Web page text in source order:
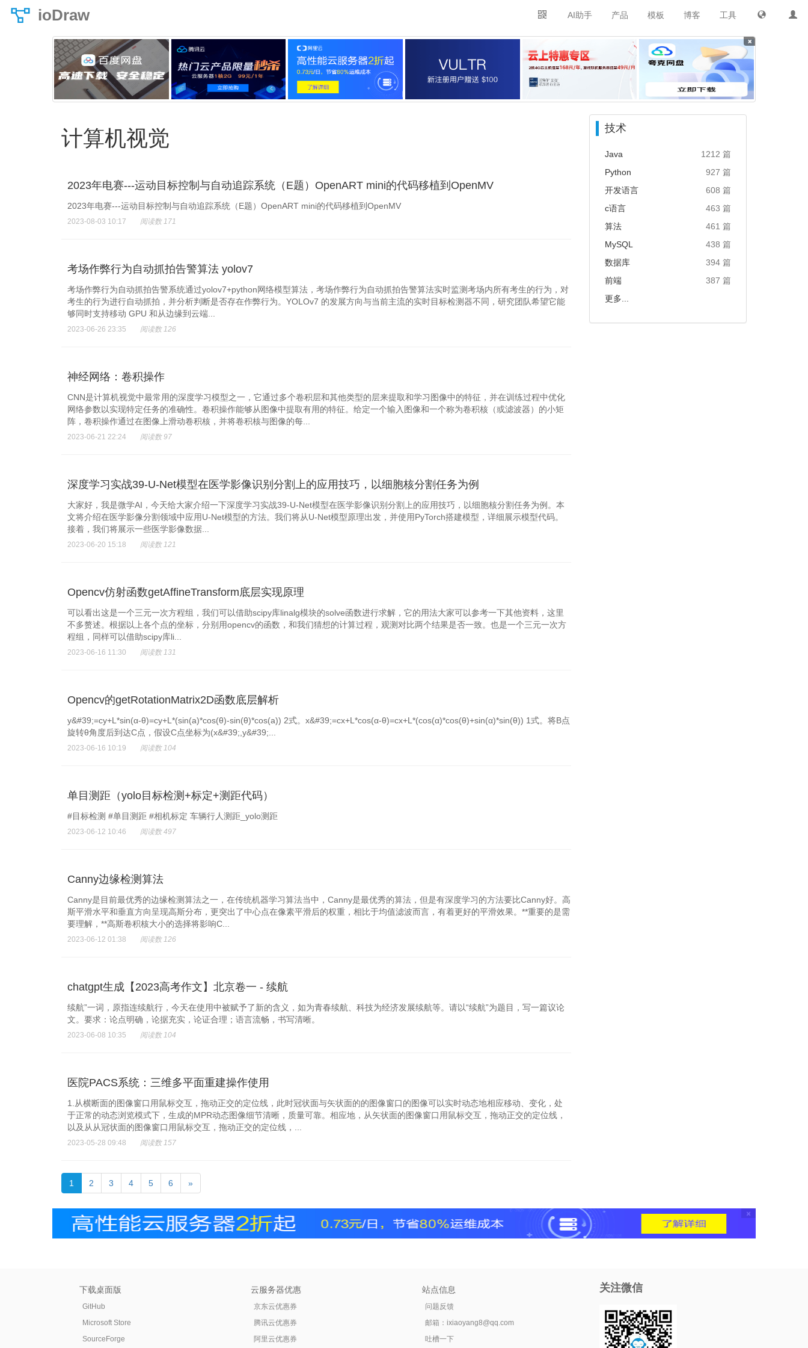
ioDraw 工具
博客
模板
产品
AI助手
×
计算机视觉
2023年电赛---运动目标控制与自动追踪系统（E题）OpenART mini的代码移植到OpenMV
2023年电赛---运动目标控制与自动追踪系统（E题）OpenART mini的代码移植到OpenMV
2023-08-03 10:17 阅读数 171
考场作弊行为自动抓拍告警算法 yolov7
考场作弊行为自动抓拍告警系统通过yolov7+python网络模型算法，考场作弊行为自动抓拍告警算法实时监测考场内所有考生的行为，对
考生的行为进行自动抓拍，并分析判断是否存在作弊行为。YOLOv7 的发展方向与当前主流的实时目标检测器不同，研究团队希望它能
够同时支持移动 GPU 和从边缘到云端...
2023-06-26 23:35 阅读数 126
神经网络：卷积操作
CNN是计算机视觉中最常用的深度学习模型之一，它通过多个卷积层和其他类型的层来提取和学习图像中的特征，并在训练过程中优化
网络参数以实现特定任务的准确性。卷积操作能够从图像中提取有用的特征。给定一个输入图像和一个称为卷积核（或滤波器）的小矩
阵，卷积操作通过在图像上滑动卷积核，并将卷积核与图像的每...
2023-06-21 22:24 阅读数 97
深度学习实战39-U-Net模型在医学影像识别分割上的应用技巧，以细胞核分割任务为例
大家好，我是微学AI，今天给大家介绍一下深度学习实战39-U-Net模型在医学影像识别分割上的应用技巧，以细胞核分割任务为例。本
文将介绍在医学影像分割领域中应用U-Net模型的方法。我们将从U-Net模型原理出发，并使用PyTorch搭建模型，详细展示模型代码。
接着，我们将展示一些医学影像数据...
2023-06-20 15:18 阅读数 121
Opencv仿射函数getAffineTransform底层实现原理
可以看出这是一个三元一次方程组，我们可以借助scipy库linalg模块的solve函数进行求解，它的用法大家可以参考一下其他资料，这里
不多赘述。根据以上各个点的坐标，分别用opencv的函数，和我们猜想的计算过程，观测对比两个结果是否一致。也是一个三元一次方
程组，同样可以借助scipy库li...
2023-06-16 11:30 阅读数 131
Opencv的getRotationMatrix2D函数底层解析
y&#39;=cy+L*sin(α-θ)=cy+L*(sin(a)*cos(θ)-sin(θ)*cos(a)) 2式。x&#39;=cx+L*cos(α-θ)=cx+L*(cos(α)*cos(θ)+sin(α)*sin(θ)) 1式。将B点
旋转θ角度后到达C点，假设C点坐标为(x&#39;,y&#39;...
2023-06-16 10:19 阅读数 104
单目测距（yolo目标检测+标定+测距代码）
#目标检测 #单目测距 #相机标定 车辆行人测距_yolo测距
2023-06-12 10:46 阅读数 497
Canny边缘检测算法
Canny是目前最优秀的边缘检测算法之一，在传统机器学习算法当中，Canny是最优秀的算法，但是有深度学习的方法要比Canny好。高
斯平滑水平和垂直方向呈现高斯分布，更突出了中心点在像素平滑后的权重，相比于均值滤波而言，有着更好的平滑效果。**重要的是需
要理解，**高斯卷积核大小的选择将影响C...
2023-06-12 01:38 阅读数 126
chatgpt生成【2023高考作文】北京卷一 - 续航
续航”一词，原指连续航行，今天在使用中被赋予了新的含义，如为青春续航、科技为经济发展续航等。请以“续航”为题目，写一篇议论
文。要求：论点明确，论据充实，论证合理；语言流畅，书写清晰。
2023-06-08 10:35 阅读数 104
医院PACS系统：三维多平面重建操作使用
1.从横断面的图像窗口用鼠标交互，拖动正交的定位线，此时冠状面与矢状面的的图像窗口的图像可以实时动态地相应移动、变化，处
于正常的动态浏览模式下，生成的MPR动态图像细节清晰，质量可靠。相应地，从矢状面的图像窗口用鼠标交互，拖动正交的定位线，
以及从从冠状面的图像窗口用鼠标交互，拖动正交的定位线，...
2023-05-28 09:48 阅读数 157
1 2 3 4 5 6 »
技术
Java
1212 篇
Python
927 篇
开发语言
608 篇
c语言
463 篇
算法
461 篇
MySQL
438 篇
数据库
394 篇
前端
387 篇
更多...
×
下载桌面版
GitHub
Microsoft Store
SourceForge
云服务器优惠
京东云优惠券
腾讯云优惠券
阿里云优惠券
站点信息
问题反馈
邮箱： ixiaoyang8@qq.com
吐槽一下
关注微信